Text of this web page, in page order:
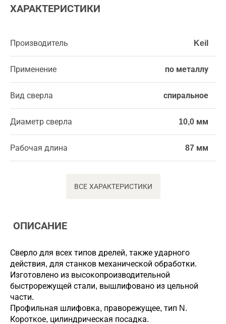
ХАРАКТЕРИСТИКИ
Производитель Keil
Применение по металлу
Вид сверла спиральное
Диаметр сверла 10,0 мм
Рабочая длина 87 мм
ВСЕ ХАРАКТЕРИСТИКИ
ОПИСАНИЕ
Сверло для всех типов дрелей, также ударного
действия, для станков механической обработки.
Изготовлено из высокопроизводительной
быстрорежущей стали, вышлифовано из цельной
части.
Профильная шлифовка, праворежущее, тип N.
Короткое, цилиндрическая посадка.